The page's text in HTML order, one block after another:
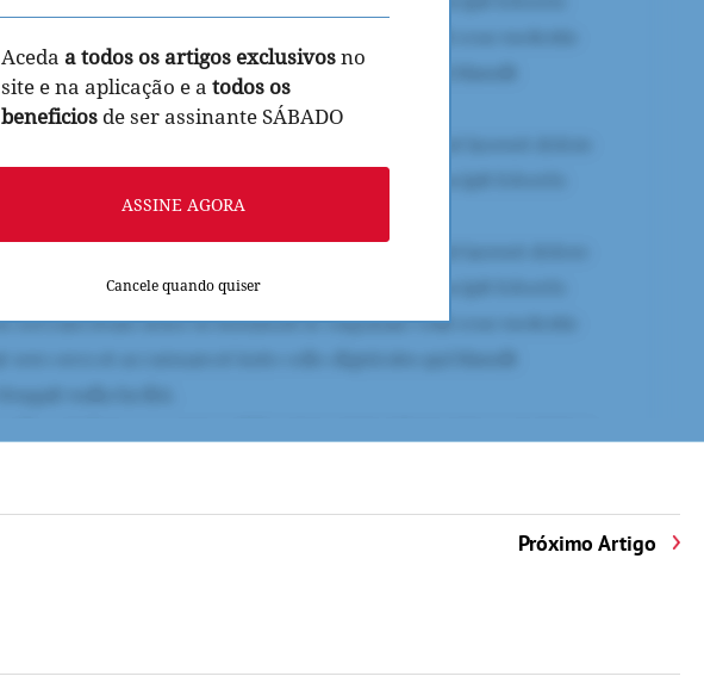
Aceda a todos os artigos exclusivosno
site e na aplicação e a todos os
beneficios de ser assinante SÁBADO
ASSINE AGORA
Cancele quando quiser
Próximo Artigo